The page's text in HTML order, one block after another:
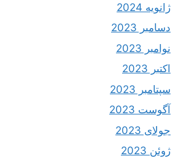
ژانویه 2024
دسامبر 2023
نوامبر 2023
اکتبر 2023
سپتامبر 2023
آگوست 2023
جولای 2023
ژوئن 2023